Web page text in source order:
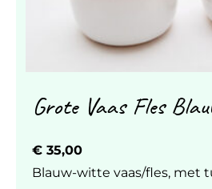
Grote Vaas Fles
€ 35,00
Blauw-witte vaas/fles, met